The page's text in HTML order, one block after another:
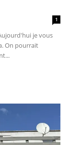
1
je vous
On pourrait